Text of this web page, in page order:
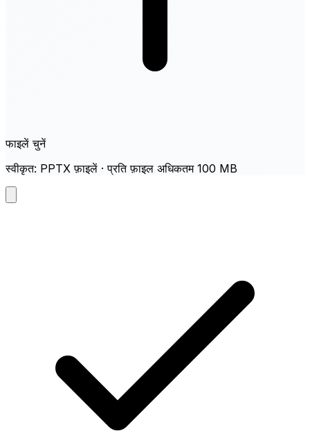
फाइलें चुनें
स्वीकृत: PPTX फ़ाइलें · प्रति फ़ाइल अधिकतम 100 MB